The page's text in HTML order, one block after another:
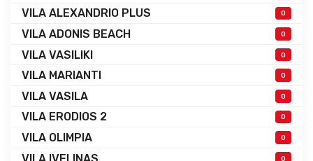
VILA ALEXANDRIO PLUS 0
VILA ADONIS BEACH 0
VILA VASILIKI 0
VILA MARIANTI 0
VILA VASILA 0
VILA ERODIOS 2 0
VILA OLIMPIA 0
VILA IVELINAS 0